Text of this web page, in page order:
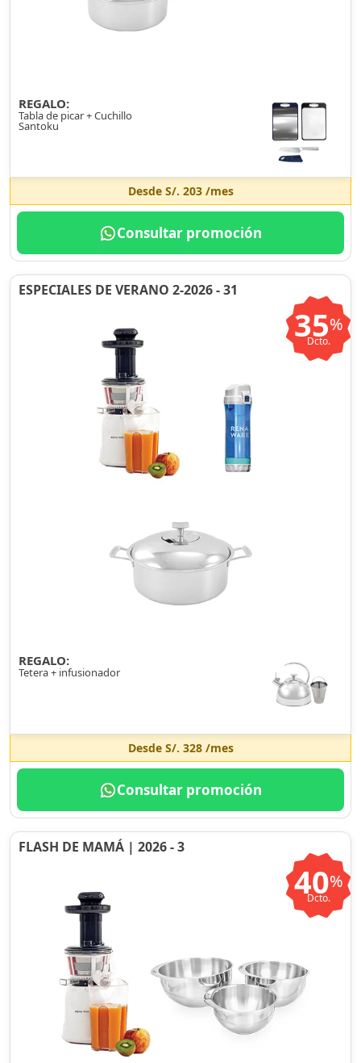
REGALO:
Tabla de picar + Cuchillo
Santoku
Desde S/. 203/mes
Consultar promoción
ESPECIALES DE VERANO 2-2026 - 31
35%
Dcto.
REGALO:
Tetera + infusionador
Desde S/. 328/mes
Consultar promoción
FLASH DE MAMÁ | 2026 - 3
40%
Dcto.